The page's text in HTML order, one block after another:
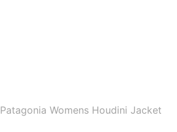
Patagonia Womens Houdini Jacket